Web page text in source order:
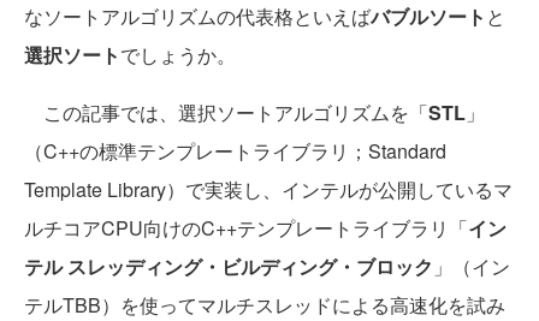
なソートアルゴリズムの代表格といえばバブルソート と
選択ソートでしょうか。
この記事では、選択ソートアルゴリズムを「STL 」
（C++の標準テンプレートライブラリ；Standard
Template Library）で実装し、インテルが公開しているマ
ルチコアCPU向けのC++テンプレートライブラリ「イン
テル スレッディング・ビルディング・ブロック 」（イン
テルTBB）を使ってマルチスレッドによる高速化を試み